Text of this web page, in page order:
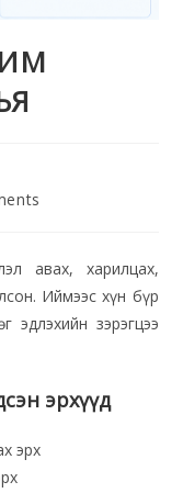
авах, харилцах,
Иймээс хүн бүр
эдлэхийн зэрэгцээ
эрхүүд
эрх